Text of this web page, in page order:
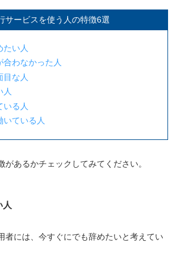
サービスを使う人の特徴6選
たい人
合わなかった人
目な人
人
いる人
いている人
があるかチェックしてみてください。
人
者には、今すぐにでも辞めたいと考えてい